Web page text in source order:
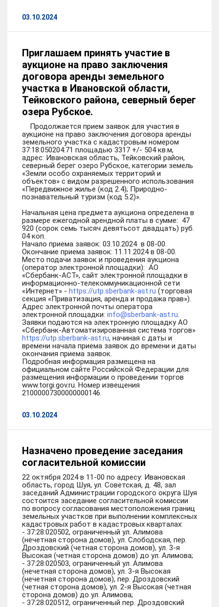
03.10.2024
Приглашаем принять участие в
аукционе на право заключения
договора аренды земельного
участка в Ивановской области,
Тейковского района, северный берег
озера Рубское.
Продолжается прием заявок для участия в
аукционе на право заключения договора аренды
земельного участка с кадастровым номером
37:18:050204:71 площадью 3317 +/- 504 кв.м,
адрес: Ивановская область, Тейковский район,
северный берег озеро Рубское, категории земель
«Земли особо охраняемых территорий и
объектов» с видом разрешенного использования
«Передвижное жилье (код 2.4); Природно-
познавательный туризм (код 5.2)».
Начальная цена предмета аукциона определена в
размере ежегодной арендной платы в сумме: 47
920 (сорок семь тысяч девятьсот двадцать) руб.
04 коп.
Начало приема заявок: 03.10.2024 в 08-00.
Окончание приема заявок: 11.11.2024 в 08-00.
Место подачи заявок и проведения аукциона
(оператор электронной площадки): АО
«Сбербанк-АСТ», сайт электронной площадки в
информационно-телекоммуникационной сети
«Интернет» - https://utp.sberbank-ast.ru (торговая
секция «Приватизация, аренда и продажа прав»).
Адрес электронной почты оператора
электронной площадки: info@sberbank-ast.ru.
Заявки подаются на электронную площадку АО
«Сбербанк-Автоматизированная система торгов»
https://utp.sberbank-ast.ru, начиная с даты и
времени начала приема заявок до времени и даты
окончания приема заявок.
Подробная информация размещена на
официальном сайте Российской Федерации для
размещения информации о проведении торгов
www.torgi.gov.ru. Номер извещения
21000007300000000146.
03.10.2024
Назначено проведение заседания
согласительной комиссии
22 октября 2024 в 11-00 по адресу: Ивановская
область, город Шуя, ул. Советская, д. 48, зал
заседаний Администрации городского округа Шуя
состоится заседание согласительной комиссии
по вопросу согласования местоположения границ
земельных участков при выполнении комплексных
кадастровых работ в кадастровых кварталах:
- 37:28:020502, ограниченный ул. Алимова
(нечетная сторона домов), ул. Слободская, пер.
Дроздовский (четная сторона домов), ул. 3-я
Высокая (четная сторона домов) до ул. Алимова;
- 37:28:020503, ограниченный ул. Алимова
(нечетная сторона домов), ул. 3-я Высокая
(нечетная сторона домов), пер. Дроздовский
(четная сторона домов), ул. 2-я Высокая (четная
сторона домов) до ул. Алимова;
- 37:28:020512, ограниченный пер. Дроздовский